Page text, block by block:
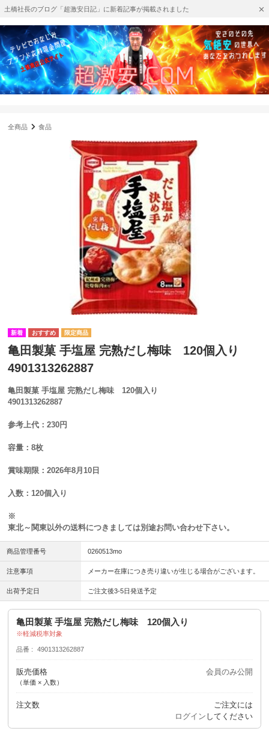
土橋社長のブログ「超激安日記」に新着記事が掲載されました
全商品 食品
亀田製菓 手塩屋 完熟だし梅味 120個入り
4901313262887
亀田製菓 手塩屋 完熟だし梅味 120個入り
4901313262887
参考上代：230円
容量：8枚
賞味期限：2026年8月10日
入数：120個入り
※
東北～関東以外の送料につきましては別途お問い合わせ下さい。
商品管理番号 0260513mo
注意事項 メーカー在庫につき売り違いが生じる場合がございます。
出荷予定日 ご注文後3-5日発送予定
亀田製菓 手塩屋 完熟だし梅味 120個入り
軽減税率対象
品番 4901313262887
販売価格
（単価 × 入数）
会員のみ公開
注文数
ご注文には
ログイン してください